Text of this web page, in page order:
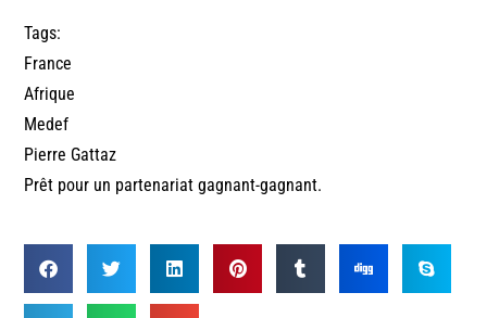
Tags:
France
Afrique
Medef
Pierre Gattaz
Prêt pour un partenariat gagnant-gagnant.